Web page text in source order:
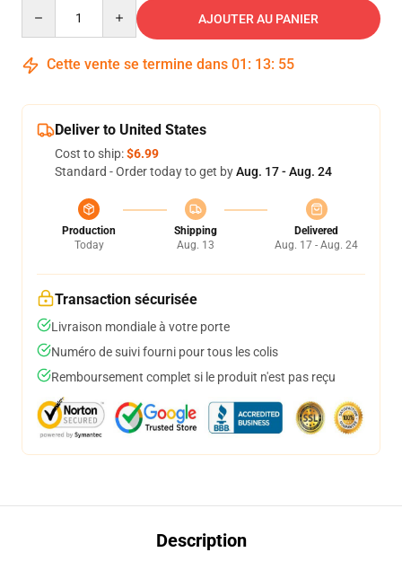
AJOUTER AU PANIER
Cette vente se termine dans 01 : 13: 54
Deliver to United States
Cost to ship:$6.99
Standard - Order today to get byAug. 17 - Aug. 24
Production
Today
Shipping
Aug. 13
Delivered
Aug. 17 - Aug. 24
Transaction sécurisée
Livraison mondiale à votre porte
Numéro de suivi fourni pour tous les colis
Remboursement complet si le produit n'est pas reçu
Description